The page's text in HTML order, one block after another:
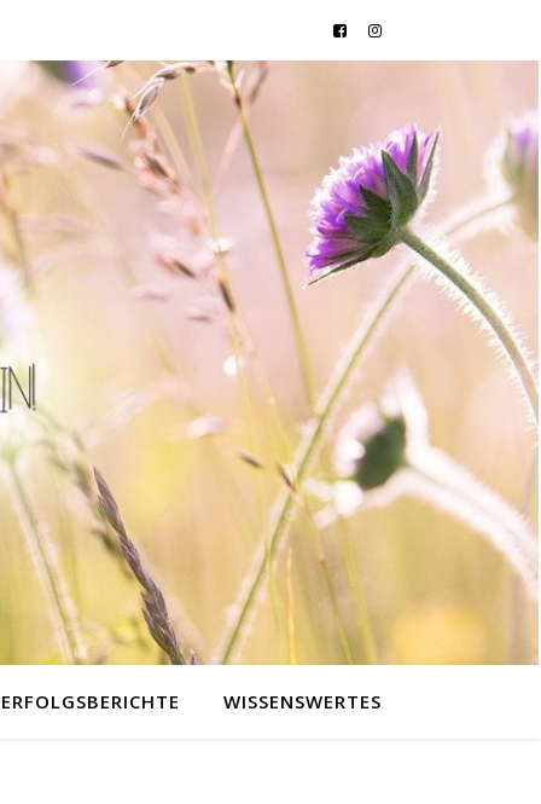
ERFOLGSBERICHTE WISSENSWERTES